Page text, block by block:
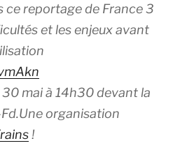
ce reportage de France 3
et les enjeux avant
30 mai à 14h30 devant la
organisation
!